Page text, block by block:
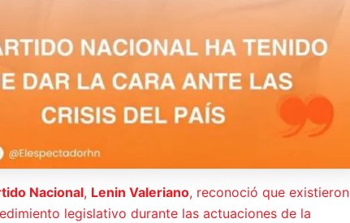
Nacional, Lenin Valeriano, reconoció que existieron
legislativo durante las actuaciones de la